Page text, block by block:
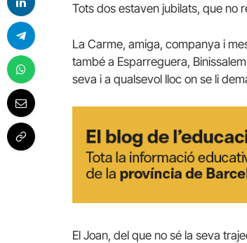
Tots dos estaven jubilats, que no
La Carme, amiga, companya i
també a Esparreguera,
seva i a qualsevol lloc on se li
El Joan, del que no sé la seva